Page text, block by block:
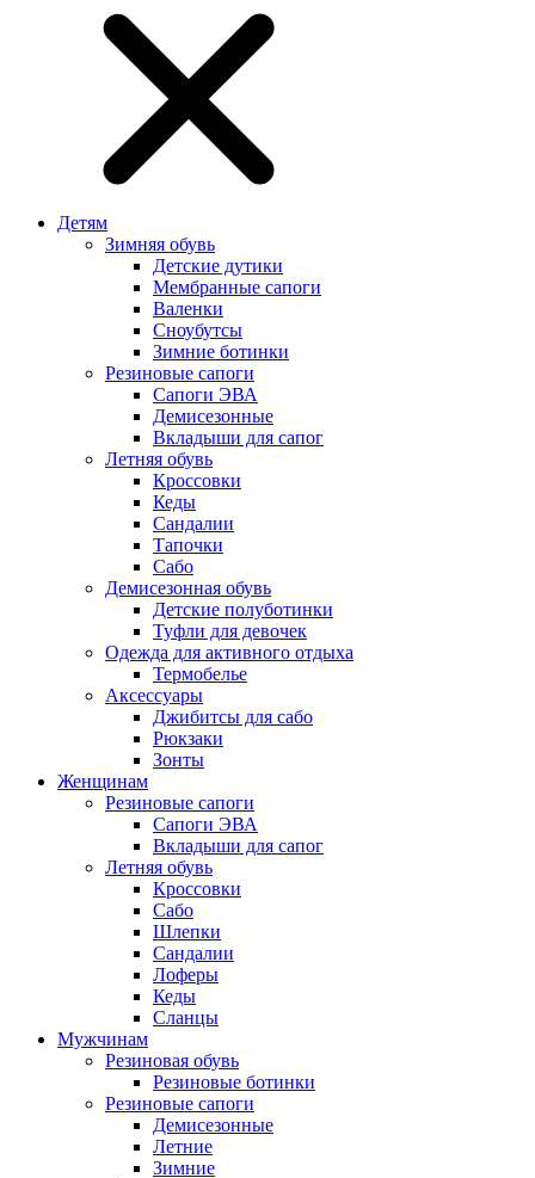
Детям
Зимняя обувь
Детские дутики
Мембранные сапоги
Валенки
Сноубутсы
Зимние ботинки
Резиновые сапоги
Сапоги ЭВА
Демисезонные
Вкладыши для сапог
Летняя обувь
Кроссовки
Кеды
Сандалии
Тапочки
Сабо
Демисезонная обувь
Детские полуботинки
Туфли для девочек
Одежда для активного отдыха
Термобелье
Аксессуары
Джибитсы для сабо
Рюкзаки
Зонты
Женщинам
Резиновые сапоги
Cапоги ЭВА
Вкладыши для сапог
Летняя обувь
Кроссовки
Сабо
Шлепки
Сандалии
Лоферы
Кеды
Сланцы
Мужчинам
Резиновая обувь
Резиновые ботинки
Резиновые сапоги
Демисезонные
Летние
Зимние